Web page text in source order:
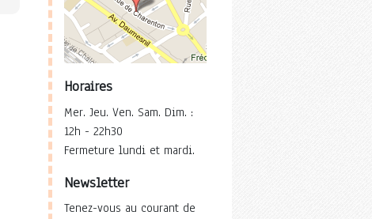
Horaires
Mer. Jeu. Ven. Sam. Dim. :
12h - 22h30
Fermeture lundi et mardi.
Newsletter
Tenez-vous au courant de